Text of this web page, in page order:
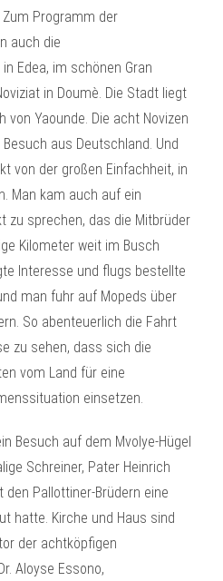
Programm der
auch die
Edea, im schönen Gran
in Doumè. Die Stadt liegt
von Yaounde. Die acht Novizen
aus Deutschland. Und
von der großen Einfachheit, in
Man kam auch auf ein
zu sprechen, das die Mitbrüder
Kilometer weit im Busch
Interesse und flugs bestellte
man fuhr auf Mopeds über
So abenteuerlich die Fahrt
zu sehen, dass sich die
vom Land für eine
einsetzen.
Besuch auf dem Mvolye-Hügel
Schreiner, Pater Heinrich
Pallottiner-Brüdern eine
hatte. Kirche und Haus sind
der achtköpfigen
Aloyse Essono,